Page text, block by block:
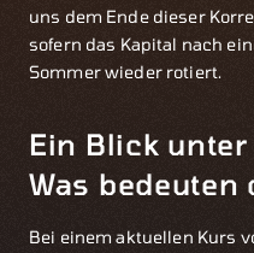
uns dem Ende dieser
sofern das Kapital nach
Sommer wieder rotiert.
Ein Blick
Was bedeuten
Bei einem aktuellen Kurs